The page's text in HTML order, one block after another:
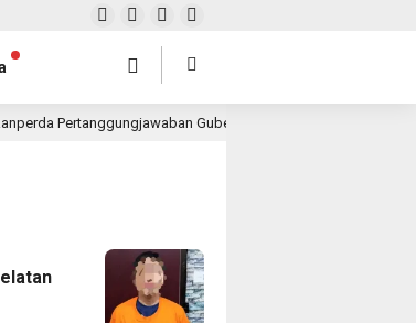
Pertanggungjawaban Gubernur 2025, Realisasi APBD